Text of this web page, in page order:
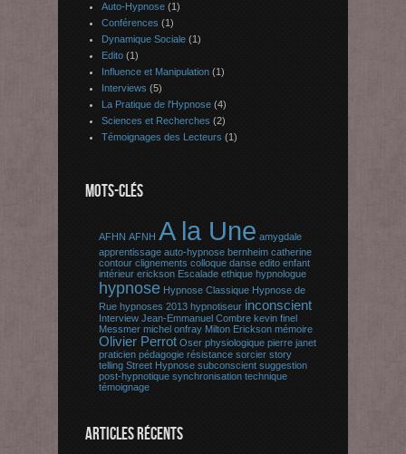
Auto-Hypnose (1)
Conférences (1)
Dynamique Sociale (1)
Edito (1)
Influence et Manipulation (1)
Interviews (5)
La Pratique de l'Hypnose (4)
Sciences et Recherches (2)
Témoignages des Lecteurs (1)
MOTS-CLÉS
AFHN AFNH A la Une amygdale
apprentissage auto-hypnose bernheim catherine
contour clignements colloque danse edito enfant
intérieur erickson Escalade ethique hypnologue
hypnose Hypnose Classique Hypnose de
Rue hypnoses 2013 hypnotiseur inconscient
Interview Jean-Emmanuel Combre kevin finel
Messmer michel onfray Milton Erickson mémoire
Olivier Perrot Oser physiologique pierre janet
praticien pédagogie résistance sorcier story
telling Street Hypnose subconscient suggestion
post-hypnotique synchronisation technique
témoignage
ARTICLES RÉCENTS